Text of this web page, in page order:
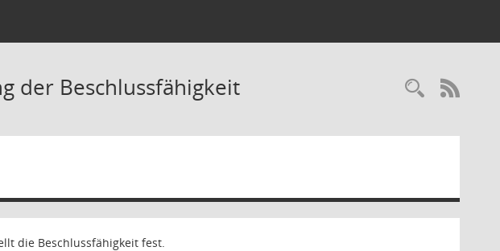
der Beschlussfähigkeit
die Beschlussfähigkeit fest.